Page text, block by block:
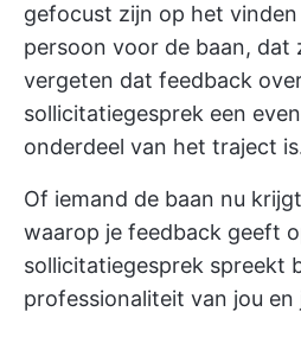
gefocust zijn op het
persoon voor de baan, dat
vergeten dat feedback
sollicitatiegesprek een
onderdeel van het traject
Of iemand de baan nu
waarop je feedback geeft
sollicitatiegesprek spreekt
professionaliteit van jou en